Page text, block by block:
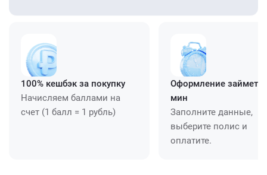
100% кешбэк за покупку
Начисляем баллами на
счет (1 балл = 1 рубль)
Оформление займет
мин
Заполните данные,
выберите полис и
оплатите.